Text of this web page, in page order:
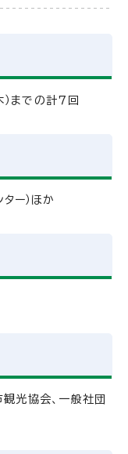
までの計７回
ー）ほか
光協会、一般社団